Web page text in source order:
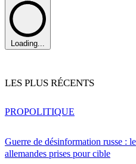
Loading...
LES PLUS RÉCENTS
Guerre de désinformation russe :
allemandes prises pour cible
PROPOLITIQUE